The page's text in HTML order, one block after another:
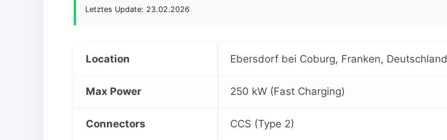
Letztes Update: 23.02.2026
Location Ebersdorf bei Coburg, Franken, Deutschland
Max Power 250 kW (Fast Charging)
Connectors CCS (Type 2)